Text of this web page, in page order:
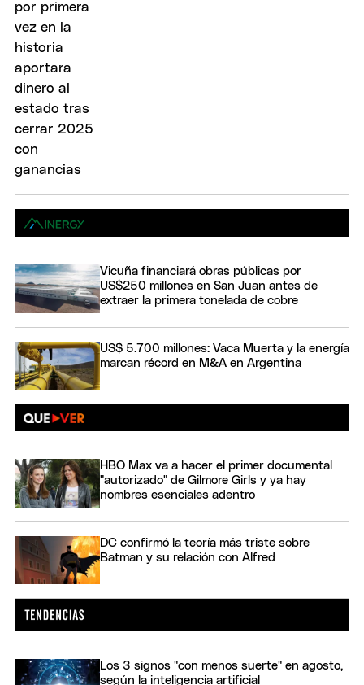
Vicuña financiará obras públicas por
US$250 millones en San Juan antes de
extraer la primera tonelada de cobre
US$ 5.700 millones: Vaca Muerta y la energía
marcan récord en M&A en Argentina
HBO Max va a hacer el primer documental
"autorizado" de Gilmore Girls y ya hay
nombres esenciales adentro
DC confirmó la teoría más triste sobre
Batman y su relación con Alfred
Los 3 signos "con menos suerte" en agosto,
según la inteligencia artificial